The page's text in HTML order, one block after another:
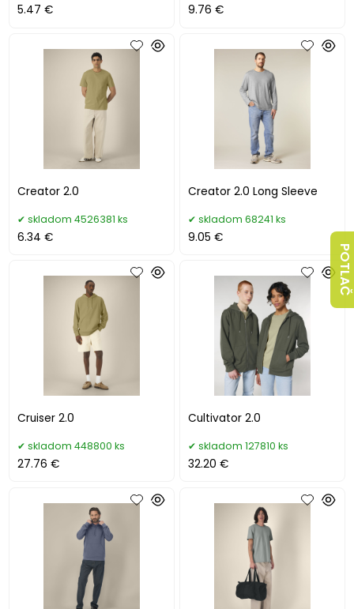
5.47 € 9.76 €
Creator 2.0
skladom 4526381 ks
6.34 €
Creator 2.0 Long Sleeve
skladom 68241 ks
9.05 €
Cruiser 2.0
skladom 448800 ks
27.76 €
Cultivator 2.0
skladom 127810 ks
32.20 €
POTLAČ